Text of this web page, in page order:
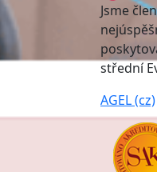
Jsme
střední
AGEL (cz)